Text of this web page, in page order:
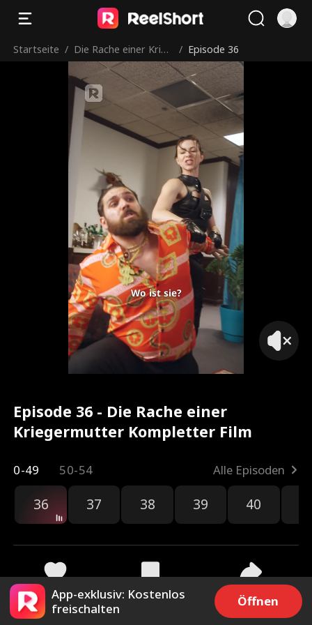
Startseite / Die Rache einer Krieg
ermutter
/ Episode 36
Wo ist sie?
Episode 36 - Die Rache einer
Kriegermutter Kompletter Film
0-49 50-54 Alle Episoden
36 37 38 39 40
140 5.2k Teilen
App-exklusiv: Kostenlos
freischalten
Öffnen